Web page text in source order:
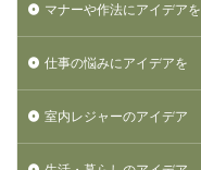
マナーや作法にアイデアを
仕事の悩みにアイデアを
室内レジャーのアイデア